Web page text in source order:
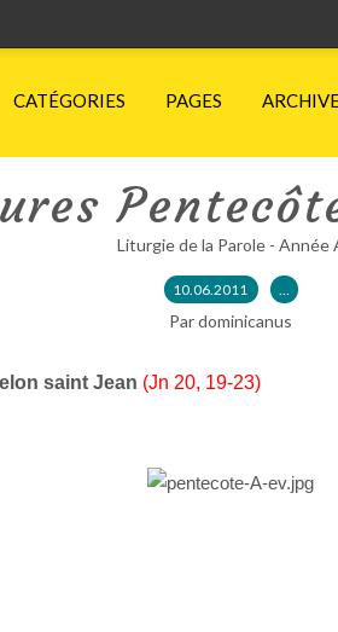
CATÉGORIES PAGES
Liturgie de la Parole - Année
10.06.2011 …
Par dominicanus
saint Jean (Jn 20, 19-23)